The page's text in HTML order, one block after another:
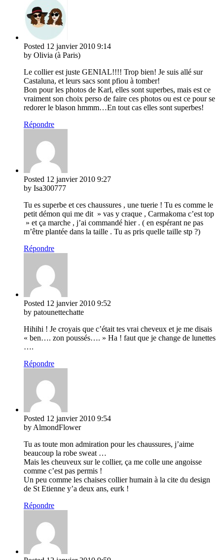
Posted 12 janvier 2010 9:14
by Olivia (à Paris)
Le collier est juste GENIAL!!!! Trop bien! Je suis allé sur
Castaluna, et leurs sacs sont pfiou à tomber!
Bon pour les photos de Karl, elles sont superbes, mais est ce
vraiment son choix perso de faire ces photos ou est ce pour se
redorer le blason hmmm…En tout cas elles sont superbes!
Répondre
Posted 12 janvier 2010 9:27
by Isa300777
Tu es superbe et ces chaussures , une tuerie ! Tu es comme le
petit démon qui me dit » vas y craque , Carmakoma c’est top
» et ça marche , j’ai commandé hier . ( en espérant ne pas
m’être plantée dans la taille . Tu as pris quelle taille stp ?)
Répondre
Posted 12 janvier 2010 9:52
by patounettechatte
Hihihi ! Je croyais que c’était tes vrai cheveux et je me disais
« ben…. zon poussés…. » Ha ! faut que je change de lunettes
….
Répondre
Posted 12 janvier 2010 9:54
by AlmondFlower
Tu as toute mon admiration pour les chaussures, j’aime
beaucoup la robe sweat …
Mais les cheuveux sur le collier, ça me colle une angoisse
comme c’est pas permis !
Un peu comme les chaises collier humain à la cite du design
de St Etienne y’a deux ans, eurk !
Répondre